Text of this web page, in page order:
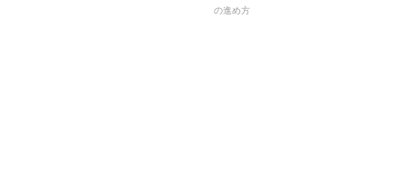
の進め方